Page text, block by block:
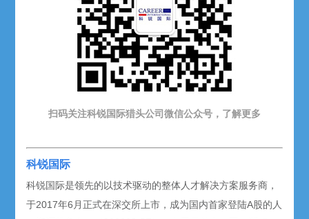
扫码关注科锐国际猎头公司微信公众号，了解更多
科锐国际
科锐国际是领先的以技术驱动的整体人才解决方案服务商，
于2017年6月正式在深交所上市，成为国内首家登陆A股的人